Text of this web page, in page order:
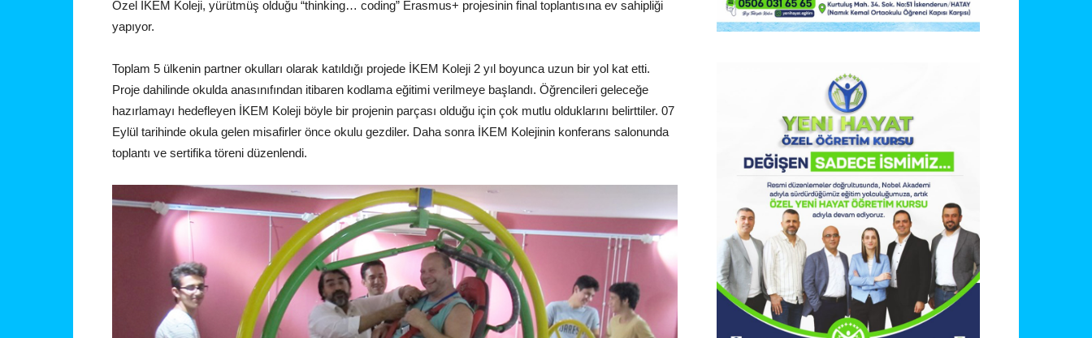
Özel İKEM Koleji, yürütmüş olduğu “thinking… coding” Erasmus+ projesinin final toplantısına ev sahipliği
yapıyor.
Toplam 5 ülkenin partner okulları olarak katıldığı projede İKEM Koleji 2 yıl boyunca uzun bir yol kat etti.
Proje dahilinde okulda anasınıfından itibaren kodlama eğitimi verilmeye başlandı. Öğrencileri geleceğe
hazırlamayı hedefleyen İKEM Koleji böyle bir projenin parçası olduğu için çok mutlu olduklarını belirttiler. 07
Eylül tarihinde okula gelen misafirler önce okulu gezdiler. Daha sonra İKEM Kolejinin konferans salonunda
toplantı ve sertifika töreni düzenlendi.